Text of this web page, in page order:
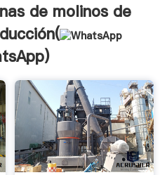
de molinos de
)